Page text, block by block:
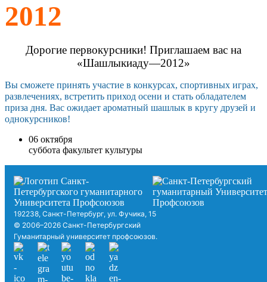
2012
Дорогие первокурсники! Приглашаем вас на
«Шашлыкиаду—2012»
Вы сможете принять участие в конкурсах, спортивных играх,
развлечениях, встретить приход осени и стать обладателем
приза дня. Вас ожидает ароматный шашлык в кругу друзей и
однокурсников!
06 октября
суббота факультет культуры
192238, Санкт-Петербург, ул. Фучика, 15
© 2006–2026 Санкт-Петербургский
Гуманитарный университет профсоюзов.